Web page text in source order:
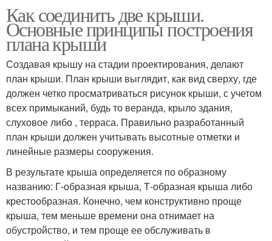
Как соединить две крыши.
Основные принципы построения
плана крыши
Создавая крышу на стадии проектирования, делают
план крыши. План крыши выглядит, как вид сверху, где
должен четко просматриваться рисунок крыши, с учетом
всех примыканий, будь то веранда, крыло здания,
слуховое либо , терраса. Правильно разработанный
план крыши должен учитывать высотные отметки и
линейные размеры сооружения.
В результате крыша определяется по образному
названию: Г-образная крыша, Т-образная крыша либо
крестообразная. Конечно, чем конструктивно проще
крыша, тем меньше времени она отнимает на
обустройство, и тем проще ее обслуживать в